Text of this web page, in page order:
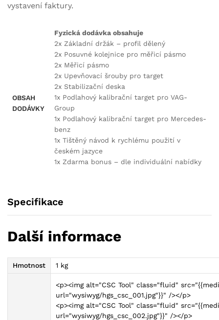
vystavení faktury.
OBSAH
DODÁVKY
Fyzická dodávka obsahuje
2x Základní držák – profil dělený
2x Posuvné kolejnice pro měřicí pásmo
2x Měřicí pásmo
2x Upevňovací šrouby pro target
2x Stabilizační deska
1x Podlahový kalibrační target pro VAG-
Group
1x Podlahový kalibrační target pro Mercedes-
benz
1x Tištěný návod k rychlému použití v
českém jazyce
1x Zdarma bonus – dle individuální nabídky
Specifikace
Další informace
Hmotnost 1 kg
<p><img alt="CSC Tool" class="fluid"
url="wysiwyg/hgs_csc_001.jpg"}}" /></p>
<p><img alt="CSC Tool" class="fluid"
url="wysiwyg/hgs_csc_002.jpg"}}" /></p>